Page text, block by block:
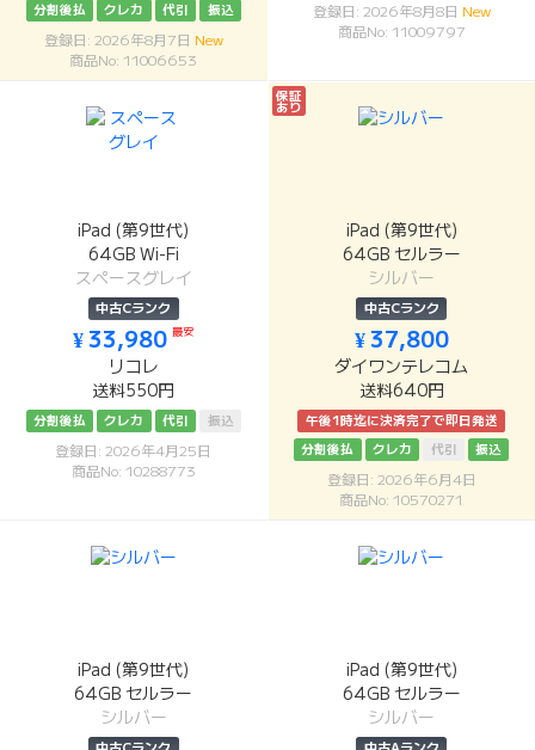
分割後払
クレカ 代引 振込
登録日: 2026年8月7日 New
商品No: 11006653
登録日: 2026年8月8日 New
商品No: 11009797
iPad (第9世代)
64GB Wi-Fi
スペースグレイ
中古Cランク
¥ 33,980最安
リコレ
送料550円
分割後払 クレカ 代引 振込
登録日: 2026年4月25日
商品No: 10288773
保証
あり
iPad (第9世代)
64GB セルラー
シルバー
中古Cランク
¥ 37,800
ダイワンテレコム
送料640円
午後1時迄に決済完了で即日発送
分割後払
クレカ 代引 振込
登録日: 2026年6月4日
商品No: 10570271
iPad (第9世代)
64GB セルラー
シルバー
iPad (第9世代)
64GB セルラー
シルバー